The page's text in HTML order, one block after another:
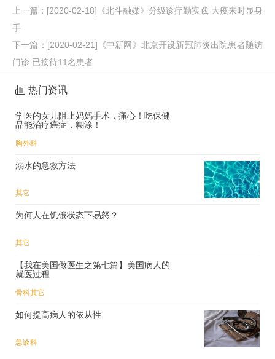
上一篇： [2020-02-18]《北斗融媒》分级诊疗勤实践 大疫来时显身
手
下一篇： [2020-02-21]《中新网》北京开设新冠肺炎出院患者随访
门诊 已接待11名患者
热门资讯
学医的女儿阻止妈妈手术，痛心！吃保健
品能治疗癌症，糊涂！
胸外科
溺水的急救方法
其它
为何人在饥饿状态下易怒？
其它
【我在美国做医生之第七篇】美国病人的
就医过程
骨科其它
如何提高病人的依从性
急诊科